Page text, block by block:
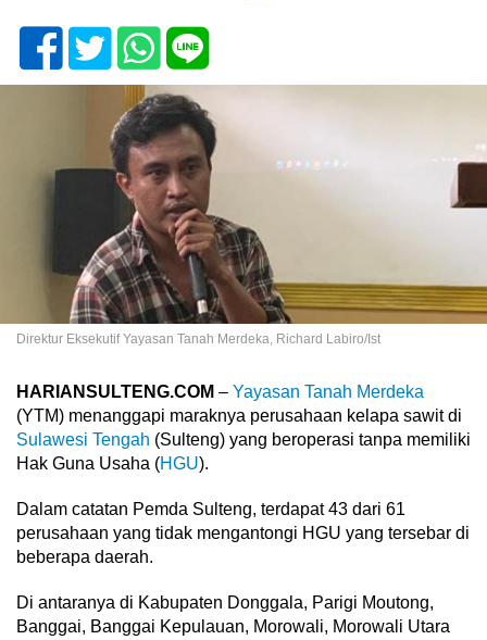
Direktur Eksekutif Yayasan Tanah Merdeka, Richard Labiro/Ist
HARIANSULTENG.COM – Yayasan Tanah Merdeka
(YTM) menanggapi maraknya perusahaan kelapa sawit di
Sulawesi Tengah (Sulteng) yang beroperasi tanpa memiliki
Hak Guna Usaha (HGU).
Dalam catatan Pemda Sulteng, terdapat 43 dari 61
perusahaan yang tidak mengantongi HGU yang tersebar di
beberapa daerah.
Di antaranya di Kabupaten Donggala, Parigi Moutong,
Banggai, Banggai Kepulauan, Morowali, Morowali Utara